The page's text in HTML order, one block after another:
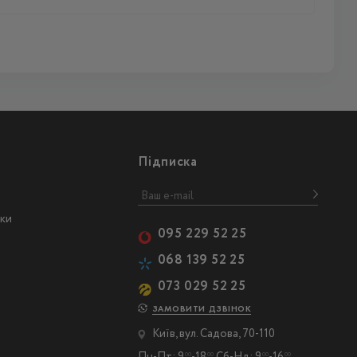
Підписка
095 229 52 25
068 139 52 25
073 029 52 25
ЗАМОВИТИ ДЗВІНОК
Київ, вул. Садова, 70-110
00 00 00 00